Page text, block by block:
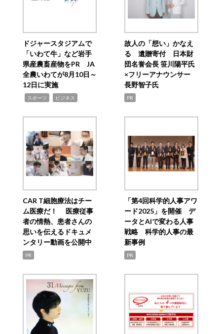
ドジャースタジアムで
「いわて牛」など岩手
県産農畜産物をPR JA
全農いわてが8月10日～
12日に実施
スポーツ ビジネス
故人の「想い」かなえ
る 遺贈寄付 日本財
団名誉会長 笹川陽平氏
×フリーアナウンサー
長野智子氏
PR
CAR T細胞療法はチー
ム医療だ！ 医療従事
者の情熱、患者さんの
思いを伝えるドキュメ
ンタリー動画を公開中
PR
「第4回科学的人事アワ
ード2025」を開催 デ
ータとAIで変わる人事
戦略 科学的人事の最
新事例
PR